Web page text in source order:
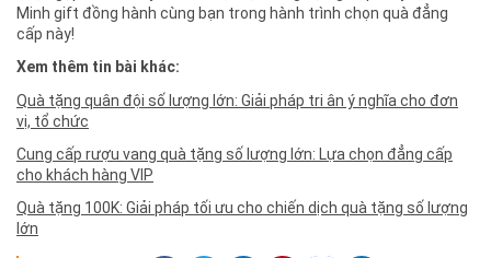
Minh gift đồng hành cùng bạn trong hành trình chọn quà đẳng
cấp này!
Xem thêm tin bài khác:
Quà tặng quân đội số lượng lớn: Giải pháp tri ân ý nghĩa cho đơn
vị, tổ chức
Cung cấp rượu vang quà tặng số lượng lớn: Lựa chọn đẳng cấp
cho khách hàng VIP
Quà tặng 100K: Giải pháp tối ưu cho chiến dịch quà tặng số lượng
lớn